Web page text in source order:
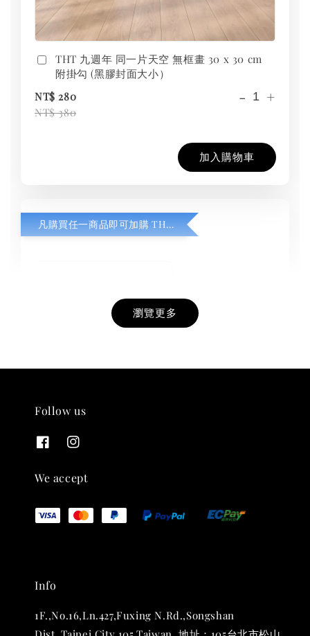
THT 九週年 同一片天空 無框畫 30 x 30 cm
附掛勾 (黑膠封面大小）
NT$ 280
NT$ 380
- +
加入購物車
凡購買任一商品即可加購 THT 九週年紀念 T-shirt
THT 九週年紀念 T-shirt
NT$ 880
加入購物車
瀏覽更多
Follow us
We accept
Info
1F.,No.16,Ln.427,Fuxing N.Rd.,Songshan